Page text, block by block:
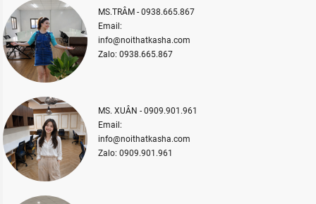
MS.TRÂM - 0938.665.867
Email:
info@noithatkasha.com
Zalo: 0938.665.867
MS. XUÂN - 0909.901.961
Email:
info@noithatkasha.com
Zalo: 0909.901.961